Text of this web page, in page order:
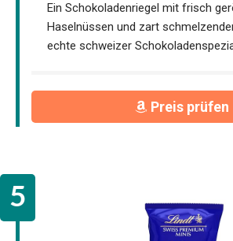
Ein Schokoladenriegel mit frisch
Haselnüssen und zart
echte schweizer
Preis prüfen